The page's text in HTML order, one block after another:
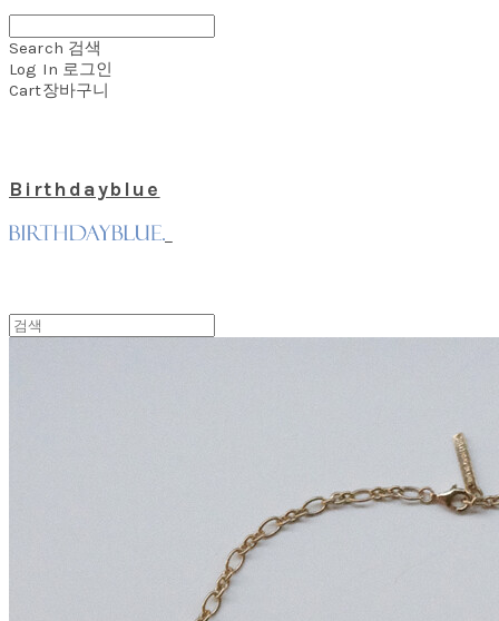
Search 검색
Log In 로그인
Cart장바구니
Birthdayblue